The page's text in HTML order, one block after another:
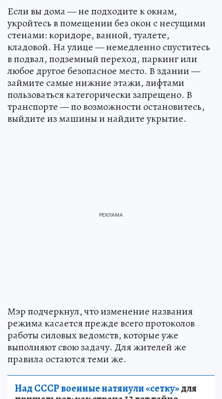
Если вы дома — не подходите к окнам,
укройтесь в помещении без окон с несущими
стенами: коридоре, ванной, туалете,
кладовой. На улице — немедленно спуститесь
в подвал, подземный переход, паркинг или
любое другое безопасное место. В здании —
займите самые нижние этажи, лифтами
пользоваться категорически запрещено. В
транспорте — по возможности остановитесь,
выйдите из машины и найдите укрытие.
Мэр подчеркнул, что изменение названия
режима касается прежде всего протоколов
работы силовых ведомств, которые уже
выполняют свою задачу. Для жителей же
правила остаются теми же.
Над СССР военные натянули «сетку»для